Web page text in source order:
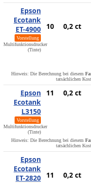
Epson
Ecotank
ET-4900
Vorstellung
Multifunktionsdrucker
(Tinte)
10 0,2 ct
Hinweis: Die Berechnung bei diesem
tatsächlichen
Epson
Ecotank
L3150
Vorstellung
Multifunktionsdrucker
(Tinte)
11 0,2 ct
Hinweis: Die Berechnung bei diesem
tatsächlichen
Epson
Ecotank
ET-2820
11 0,2 ct